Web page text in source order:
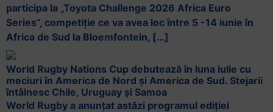
participa la „Toyota Challenge 2026 Africa Euro
Series”, competiție ce va avea loc între 5 -14 iunie în
Africa de Sud la Bloemfontein, […]
World Rugby Nations Cup debutează în luna iulie cu
meciuri în America de Nord și America de Sud. Stejarii
întâlnesc Chile, Uruguay și Samoa
World Rugby a anunțat astăzi programul ediției